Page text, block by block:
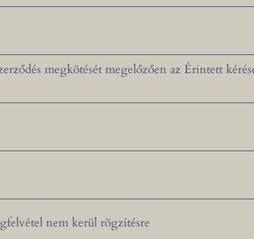
megkötését megelőzően az Érintett
nem kerül rögzítésre